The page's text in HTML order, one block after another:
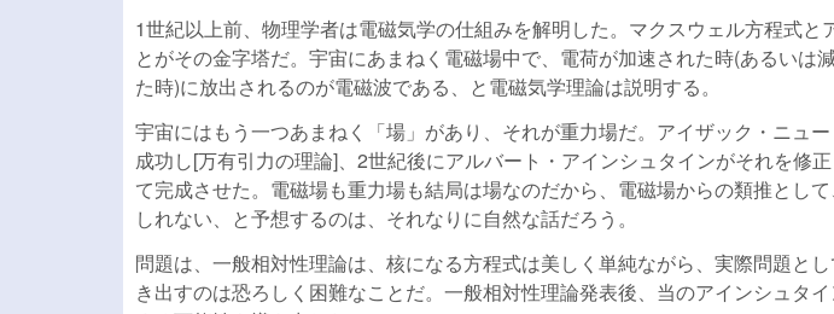
1世紀以上前、物理学者は電磁気学の仕組みを解明した。マクスウェル方程式と
とがその金字塔だ。宇宙にあまねく電磁場中で、電荷が加速された時(あるいは
た時)に放出されるのが電磁波である、と電磁気学理論は説明する。
宇宙にはもう一つあまねく「場」があり、それが重力場だ。アイザック・ニュ
成功し[万有引力の理論]、2世紀後にアルバート・アインシュタインがそれを修
て完成させた。電磁場も重力場も結局は場なのだから、電磁場からの類推とし
しれない、と予想するのは、それなりに自然な話だろう。
問題は、一般相対性理論は、核になる方程式は美しく単純ながら、実際問題と
き出すのは恐ろしく困難なことだ。一般相対性理論発表後、当のアインシュタ